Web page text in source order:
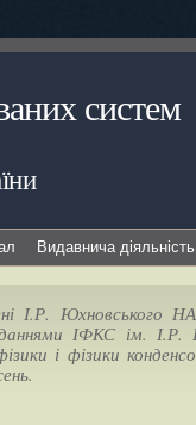
систем
Видавнича діяльність
І.Р. Юхновського
ІФКС ім.
і фізики